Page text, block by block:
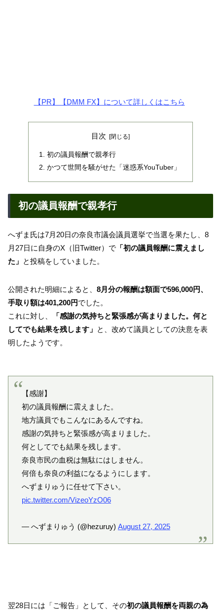
【PR】【DMM FX】について詳しくはこちら
目次
初の議員報酬で親孝行
かつて世間を騒がせた「迷惑系YouTuber」
初の議員報酬で親孝行
へずま氏は7月20日の奈良市議会議員選挙で当選を果たし、8
月27日に自身のX（旧Twitter）で 「初の議員報酬に震えまし
た」 と投稿をしていました。
公開された明細によると、 8月分の報酬は額面で596,000円、
手取り額は401,200円でした。
これに対し、
「感謝の気持ちと緊張感が高まりました。何と
してでも結果を残します」 と、改めて議員としての決意を表
明したようです。
【感謝】
初の議員報酬に震えました。
地方議員でもこんなにあるんですね。
感謝の気持ちと緊張感が高まりました。
何としてでも結果を残します。
奈良市民の血税は無駄にはしません。
何倍も奈良の利益になるようにします。
へずまりゅうに任せて下さい。
pic.twitter.com/VizeoYzO06
— へずまりゅう (@hezuruy) August 27, 2025
翌28日には「ご報告」として、その初の議員報酬を両親の為